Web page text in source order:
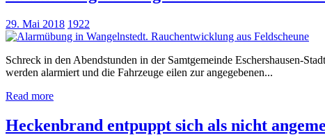
29. Mai 2018 1922
Schreck in den Abendstunden in der Samtgemeinde Eschershausen-
werden alarmiert und die Fahrzeuge eilen zur angegebenen...
Read more
Heckenbrand entpuppt sich als nicht